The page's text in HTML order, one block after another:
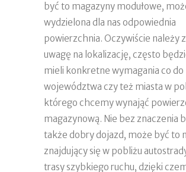
być to magazyny modułowe,
wydzielona dla nas odpowiednia
powierzchnia. Oczywiście należy
uwagę na lokalizację, często
mieli konkretne wymagania co do
województwa czy też miasta w
którego chcemy wynająć
magazynową. Nie bez znaczenia
także dobry dojazd, może być to
znajdujący się w pobliżu
trasy szybkiego ruchu, dzięki